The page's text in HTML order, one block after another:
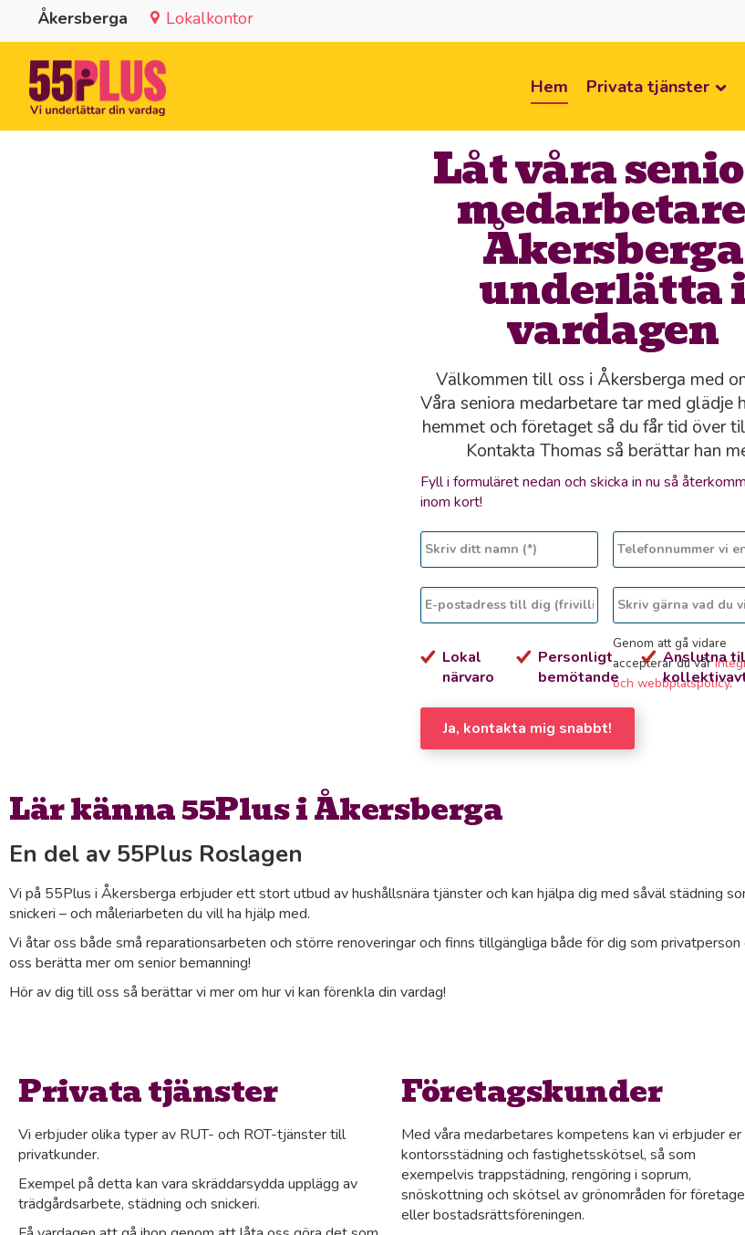
Åkersberga Lokalkontor
Hem Privata tjänster
Låt våra
Åkersberga
underlätta
vardagen
Välkommen till oss i Åkersberga med
Våra seniora medarbetare tar med glädje
hemmet och företaget så du får tid över
Kontakta Thomas så berättar han
Fyll i formuläret nedan och skicka in nu så
inom kort!
Lokal
närvaro
Personligt
bemötande
Anslutna
Genom att gå vidare
accepterar du vår
och webbplatspolicy.
Ja, kontakta mig snabbt!
Lär känna 55Plus i Åkersberga
En del av 55Plus Roslagen
Vi på 55Plus i Åkersberga erbjuder ett stort utbud av hushållsnära tjänster och kan hjälpa dig med såväl städning
snickeri – och måleriarbeten du vill ha hjälp med.
Vi åtar oss både små reparationsarbeten och större renoveringar och finns tillgängliga både för dig som
oss berätta mer om senior bemanning!
Hör av dig till oss så berättar vi mer om hur vi kan förenkla din vardag!
Privata tjänster
Vi erbjuder olika typer av RUT- och ROT-tjänster till
privatkunder.
Exempel på detta kan vara skräddarsydda upplägg av
trädgårdsarbete, städning och snickeri.
Företagskunder
Med våra medarbetares kompetens kan vi erbjuder er
kontorsstädning och fastighetsskötsel, så som
exempelvis trappstädning, rengöring i soprum,
snöskottning och skötsel av grönområden för
eller bostadsrättsföreningen.